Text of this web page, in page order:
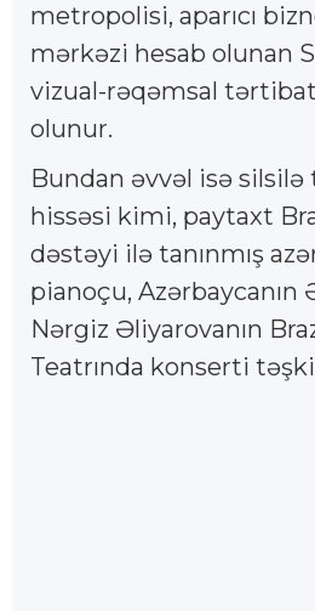
metropolisi, aparıcı
mərkəzi hesab olunan
vizual-rəqəmsal
olunur.
Bundan əvvəl isə
hissəsi kimi, paytaxt
dəstəyi ilə tanınmış
pianoçu,
Nərgiz Əliyarovanın
Teatrında konserti